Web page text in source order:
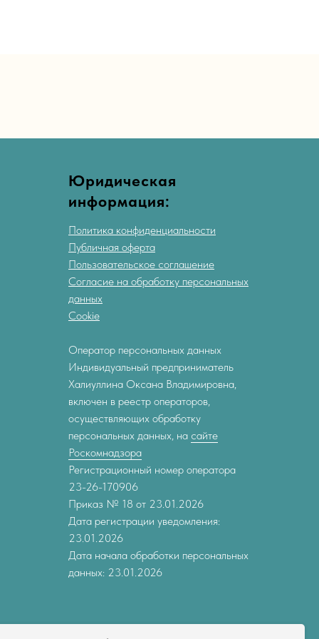
Юридическая
информация:
Политика конфиденциальности
Публичная оферта
Пользовательское соглашение
Согласие на обработку персональных
данных
Cookie
Оператор персональных данных
Индивидуальный предприниматель
Халиуллина Оксана Владимировна,
включен в реестр операторов,
осуществляющих обработку
персональных данных, на сайте
Роскомнадзора
Регистрационный номер оператора
23-26-170906
Приказ № 18 от 23.01.2026
Дата регистрации уведомления:
23.01.2026
Дата начала обработки персональных
данных: 23.01.2026